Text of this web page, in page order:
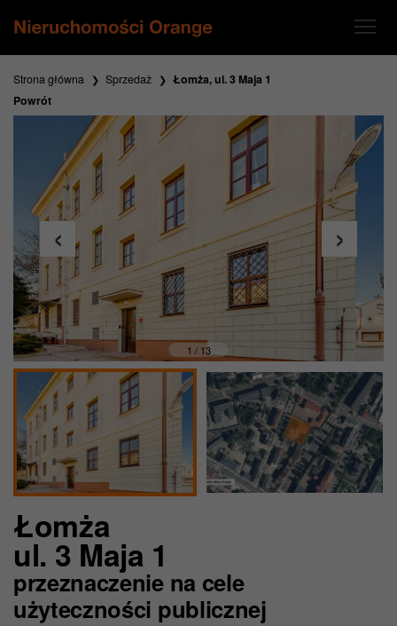
Strona główna Sprzedaż
Łomża, ul. 3 Maja 1
Powrót
Łomża
ul. 3 Maja 1
przeznaczenie na cele
użyteczności publicznej
1 / 13